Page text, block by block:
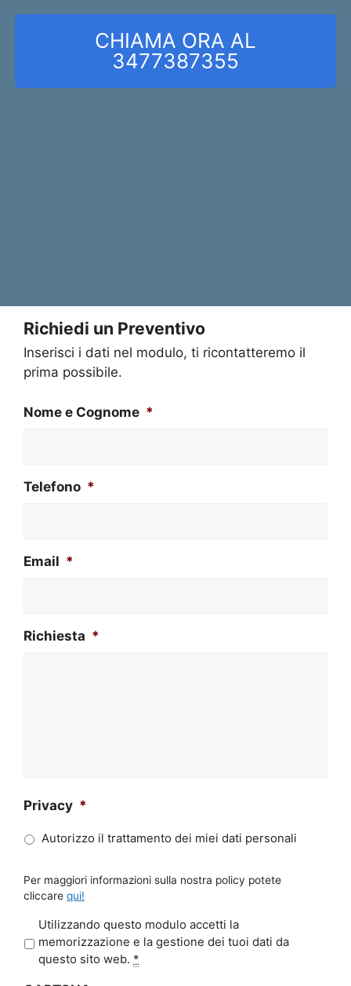
CHIAMA ORA AL
3477387355
Richiedi un Preventivo
Inserisci i dati nel modulo, ti ricontatteremo il
prima possibile.
Nome e Cognome *
Telefono *
Email *
Richiesta *
Privacy *
Autorizzo il trattamento dei miei dati personali
Per maggiori informazioni sulla nostra policy potete
cliccare qui!
r
Utilizzando questo modulo accetti la
memorizzazione e la gestione dei tuoi dati da
questo sito web. *